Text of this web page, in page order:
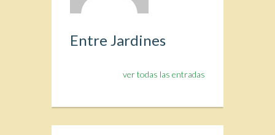
Entre Jardines
ver todas las entradas